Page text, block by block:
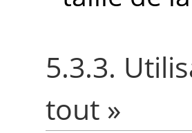
5.3.3.
tout »